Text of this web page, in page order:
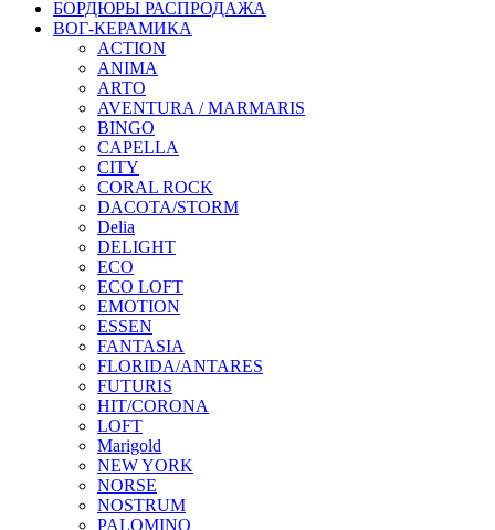
БОРДЮРЫ РАСПРОДАЖА
ВОГ-КЕРАМИКА
ACTION
ANIMA
ARTO
AVENTURA / MARMARIS
BINGO
CAPELLA
CITY
CORAL ROCK
DACOTA/STORM
Delia
DELIGHT
ECO
ECO LOFT
EMOTION
ESSEN
FANTASIA
FLORIDA/ANTARES
FUTURIS
HIT/CORONA
LOFT
Marigold
NEW YORK
NORSE
NOSTRUM
PALOMINO